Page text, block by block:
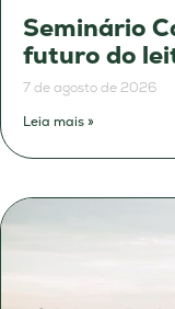
Seminário
futuro do
7 de agosto de 2026
Leia mais »